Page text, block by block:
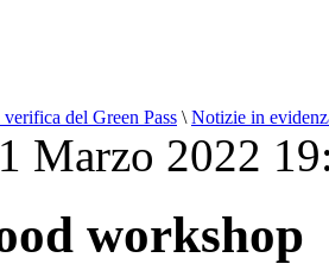
del Green Pass \ Notizie in
Marzo 2022
workshop